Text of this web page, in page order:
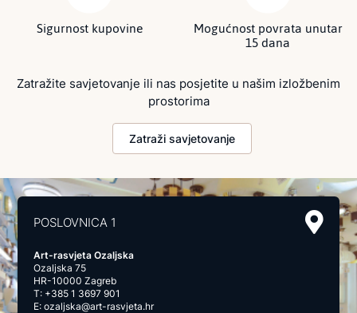
Sigurnost kupovine Mogućnost povrata unutar
15 dana
Zatražite savjetovanje ili nas posjetite u našim izložbenim
prostorima
Zatraži savjetovanje
POSLOVNICA 1
Art-rasvjeta Ozaljska
Ozaljska 75
HR-10000 Zagreb
T: +385 1 3697 901
E:ozaljska@art-rasvjeta.hr